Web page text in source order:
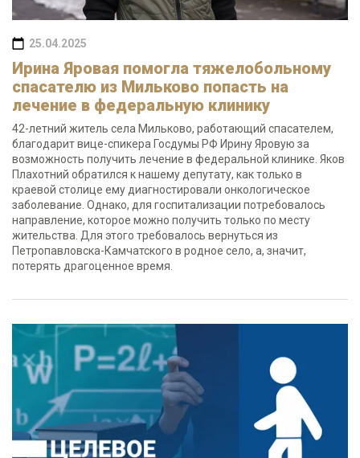
25.04.2025
Ирина Яровая помогла тяжелобольному
спасателю из Мильково попасть на
лечение в федеральную клинику
42-летний житель села Мильково, работающий спасателем,
благодарит вице-спикера Госдумы РФ Ирину Яровую за
возможность получить лечение в федеральной клинике. Яков
Плахотний обратился к нашему депутату, как только в
краевой столице ему диагностировали онкологическое
заболевание. Однако, для госпитализации потребовалось
направление, которое можно получить только по месту
жительства. Для этого требовалось вернуться из
Петропавловска-Камчатского в родное село, а, значит,
потерять драгоценное время.